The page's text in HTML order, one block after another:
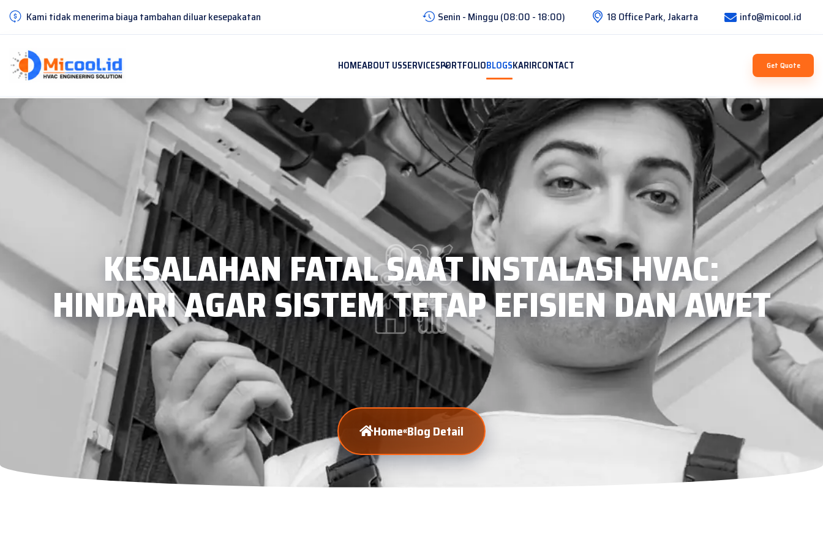
Kami tidak menerima biaya tambahan diluar kesepakatan Senin - Minggu (08:00 - 18:00) 18 Office Park, Jakarta info@micool.id
HOMEABOUT USSERVICESPORTFOLIOBLOGSKARIRCONTACT Get Quote
KESALAHAN FATAL SAAT INSTALASI HVAC:
HINDARI AGAR SISTEM TETAP EFISIEN DAN AWET
Home«Blog Detail